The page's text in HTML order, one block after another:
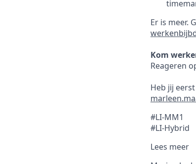
Er is meer.
Kom
Reageren
Heb jij
#LI-MM1
#LI-Hybrid
Lees meer